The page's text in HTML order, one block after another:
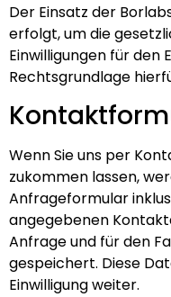
Der Einsatz der
erfolgt, um die
Einwilligungen für den
Rechtsgrundlage
Wenn Sie uns per
zukommen lassen,
Anfrageformular
angegebenen
Anfrage und für den
gespeichert. Diese
Einwilligung weiter.